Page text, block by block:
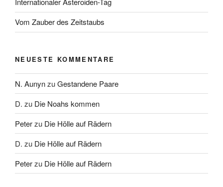
Vom Zauber des Zeitstaubs
NEUESTE KOMMENTARE
N. AunynzuGestandene Paare
D. zu Die Noahs kommen
Peterzu Die Hölle auf Rädern
D. zu Die Hölle auf Rädern
Peterzu Die Hölle auf Rädern